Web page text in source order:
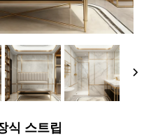
식 스트립